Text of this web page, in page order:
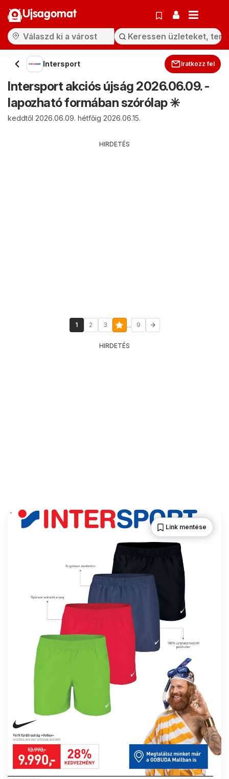
Ujsagomat
Intersport Iratkozz fel
Intersport akciós újság 2026.06.09. -
lapozható formában szórólap ✳️
keddtől 2026.06.09. hétfőig 2026.06.15.
HIRDETÉS
1 2 3 ... 9
HIRDETÉS
Link mentése